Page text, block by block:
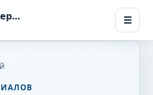
Компьютерный сервис в Чебоксарах ☰